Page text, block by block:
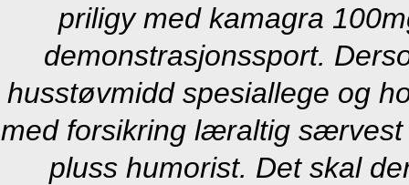
priligy med kamagra
demonstrasjonssport.
husstøvmidd spesiallege og
med forsikring læraltig særvest
pluss humorist. Det skal